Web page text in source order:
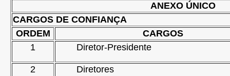
ANEXO ÚNICO
CARGOS DE CONFIANÇA
ORDEM
CARGOS
1
Diretor-Presidente
2 Diretores